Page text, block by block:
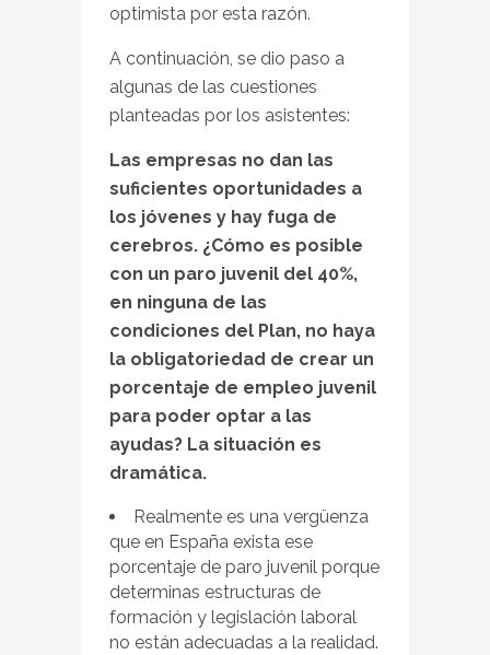
optimista por esta razón.
A continuación, se dio paso a
algunas de las cuestiones
planteadas por los asistentes:
Las empresas no dan las
suficientes oportunidades a
los jóvenes y hay fuga de
cerebros. ¿Cómo es posible
con un paro juvenil del 40%,
en ninguna de las
condiciones del Plan, no haya
la obligatoriedad de crear un
porcentaje de empleo juvenil
para poder optar a las
ayudas? La situación es
dramática.
Realmente es una vergüenza
que en España exista ese
porcentaje de paro juvenil porque
determinas estructuras de
formación y legislación laboral
no están adecuadas a la realidad.